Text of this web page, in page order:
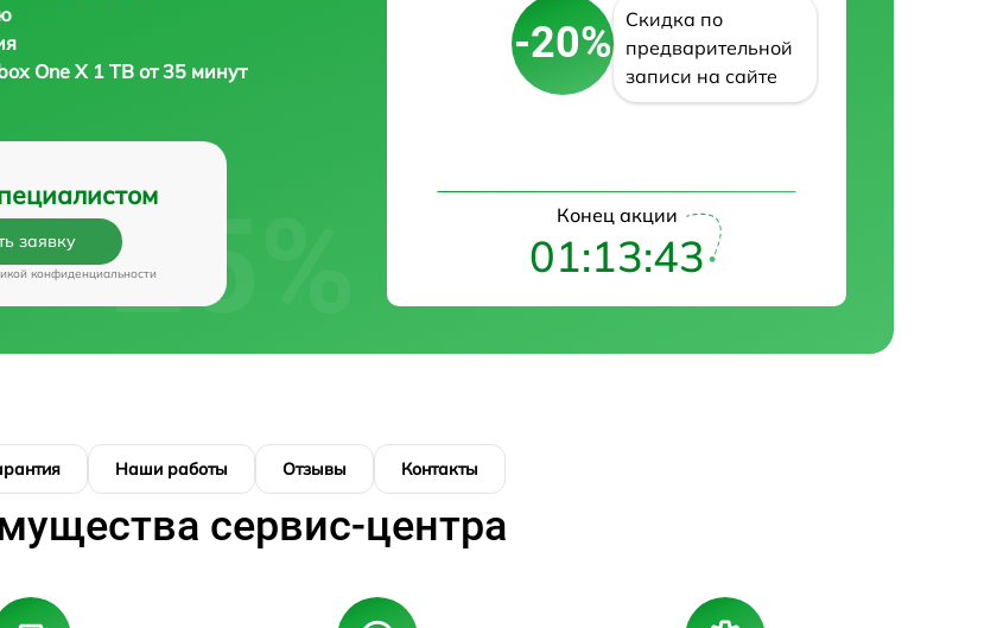
One X 1 TB от 35 минут
заявку
конфиденциальности
-20%
Скидка по
предварительной
записи на сайте
Конец акции
01:13:42
Наши работы Отзывы Контакты
сервис-центра